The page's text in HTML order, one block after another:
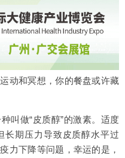
动和冥想，你的餐盘或许藏
叫做“皮质醇”的激素。适度
长期压力导致皮质醇水平过
力下降等问题，幸运的是，